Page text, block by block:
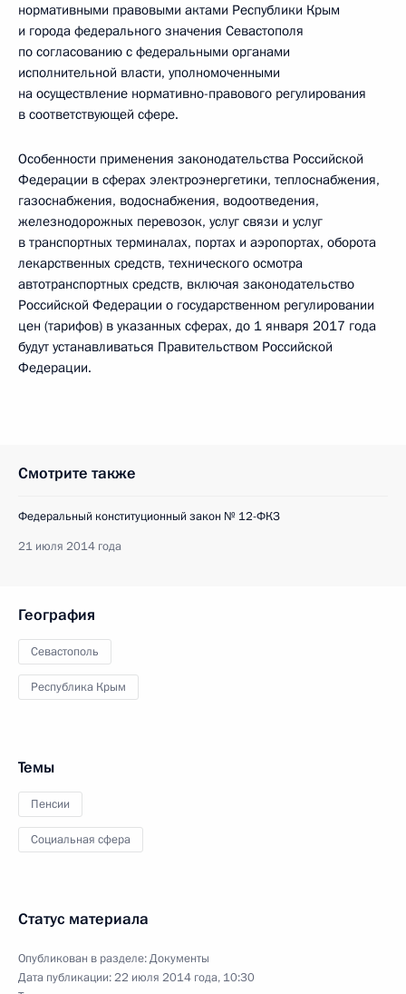
нормативными правовыми актами Республики Крым
и города федерального значения Севастополя
по согласованию с федеральными органами
исполнительной власти, уполномоченными
на осуществление нормативно-правового регулирования
в соответствующей сфере.
Особенности применения законодательства Российской
Федерации в сферах электроэнергетики, теплоснабжения,
газоснабжения, водоснабжения, водоотведения,
железнодорожных перевозок, услуг связи и услуг
в транспортных терминалах, портах и аэропортах, оборота
лекарственных средств, технического осмотра
автотранспортных средств, включая законодательство
Российской Федерации о государственном регулировании
цен (тарифов) в указанных сферах, до 1 января 2017 года
будут устанавливаться Правительством Российской
Федерации.
Смотрите также
Федеральный конституционный закон № 12-ФКЗ
21 июля 2014 года
География
Севастополь
Республика Крым
Темы
Пенсии
Социальная сфера
Статус материала
Опубликован в разделе:Документы
Дата публикации:22 июля 2014 года, 10:30